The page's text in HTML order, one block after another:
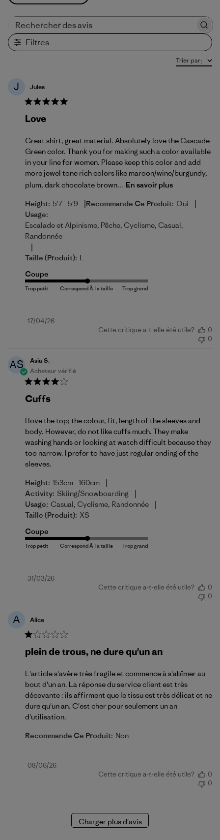
Filtres
Trier par:
J Jules
Love
Great shirt, great material. Absolutely love the Cascade
Green color. Thank you for making such a color available
in your line for women. Please keep this color and add
more jewel tone rich colors like maroon/wine/burgundy,
plum, dark chocolate brown... En savoir plus
Height: 5'7 - 5'9 |Recommande Ce Produit: Oui |
Usage:
Escalade et Alpinisme, Pêche, Cyclisme, Casual,
Randonnée
|
Taille (produit): L
Coupe
Date
17/04/26
Cette critique a-t-elle été utile?
0
0
AS
Asia S.
Acheteur vérifié
Cuffs
I love the top; the colour, fit, length of the sleeves and
body. However, do not like cuffs much. They make
washing hands or looking at watch difficult because they
too narrow. I prefer to have just regular ending of the
sleeves.
Height: 153cm - 160cm |
Activity: Skiing/Snowboarding |
Usage: Casual, Cyclisme, Randonnée |
Taille (produit): XS
Coupe
Date
31/03/26
Cette critique a-t-elle été utile?
0
0
A Alice
plein de trous, ne dure qu'un an
L'article s'avère très fragile et commence à s'abîmer au
bout d'un an. La réponse du service client est très
décevante : ils affirment que le tissu est très délicat et ne
dure qu'un an. C'est cher pour seulement un an
d'utilisation.
Recommande Ce Produit: Non
Date
08/06/26
Cette critique a-t-elle été utile?
0
0
Charger plus d'avis